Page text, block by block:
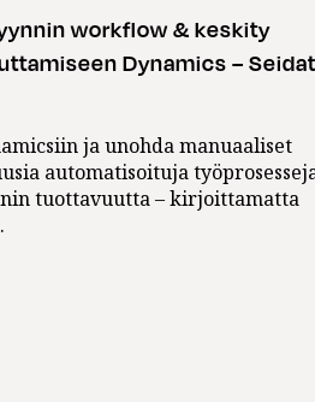
workflow & keskity
Dynamics – Seidat
ja unohda manuaaliset
automatisoituja
tuottavuutta – kirjoittamatta